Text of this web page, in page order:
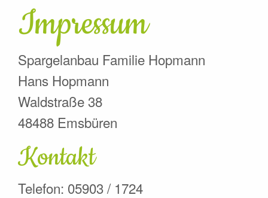
Impressum
Spargelanbau Familie Hopmann
Hans Hopmann
Waldstraße 38
48488 Emsbüren
Kontakt
Telefon: 05903 / 1724